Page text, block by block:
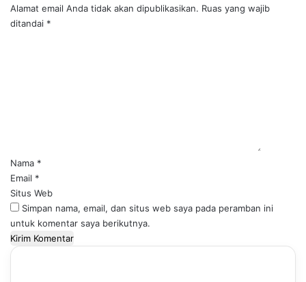
Alamat email Anda tidak akan dipublikasikan. Ruas yang wajib
ditandai *
*Nama *
Email *
Situs Web
Simpan nama, email, dan situs web saya pada peramban ini
untuk komentar saya berikutnya.